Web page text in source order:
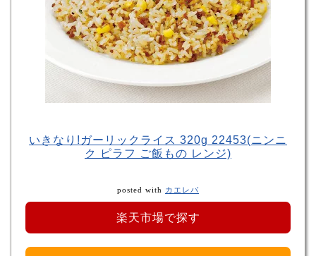
いきなり!ガーリックライス 320g 22453(ニンニ
ク ピラフ ご飯もの レンジ)
posted with カエレバ
楽天市場で探す